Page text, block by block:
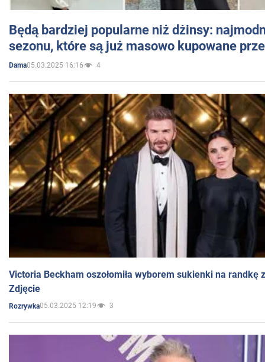
Będą bardziej popularne niż dżinsy:
sezonu, które są już masowo kupowane
Dama05.03.2025 16:16 4
Victoria Beckham oszołomiła wyborem sukienki na randkę
Zdjęcie
Rozrywka05.03.2025 12:19 3